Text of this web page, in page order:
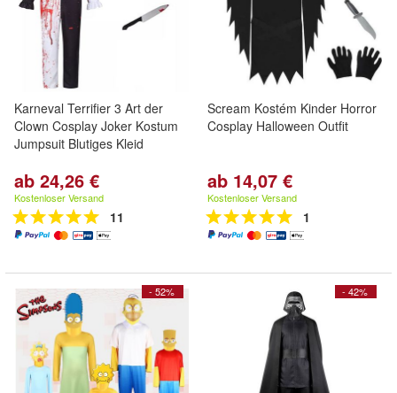
Karneval Terrifier 3 Art der
Clown Cosplay Joker Kostum
Jumpsuit Blutiges Kleid
ab 24,26 €
Kostenloser Versand
11
Scream Kostém Kinder Horror
Cosplay Halloween Outfit
ab 14,07 €
Kostenloser Versand
1
- 52% - 42%